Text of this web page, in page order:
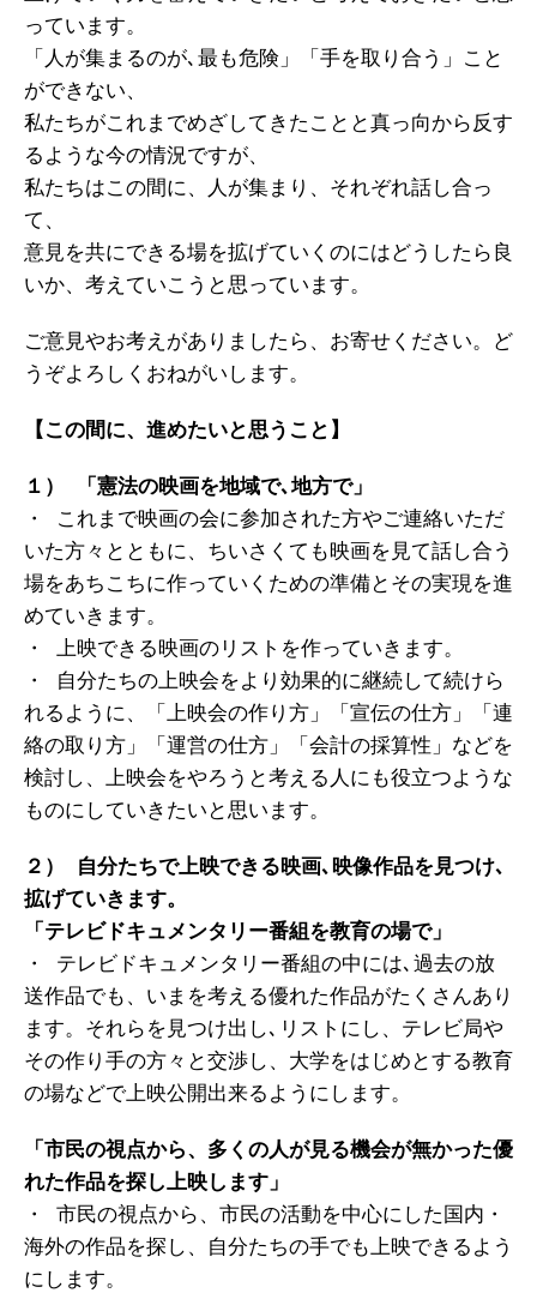
っています。
「人が集まるのが､最も危険」「手を取り合う」こと
ができない、
私たちがこれまでめざしてきたことと真っ向から反す
るような今の情況ですが、
私たちはこの間に、人が集まり、それぞれ話し合っ
て、
意見を共にできる場を拡げていくのにはどうしたら良
いか、考えていこうと思っています。
ご意見やお考えがありましたら、お寄せください。ど
うぞよろしくおねがいします。
【この間に、進めたいと思うこと】
１） 「憲法の映画を地域で､地方で」
・ これまで映画の会に参加された方やご連絡いただ
いた方々とともに、ちいさくても映画を見て話し合う
場をあちこちに作っていくための準備とその実現を進
めていきます。
・ 上映できる映画のリストを作っていきます。
・ 自分たちの上映会をより効果的に継続して続けら
れるように、「上映会の作り方」「宣伝の仕方」「連
絡の取り方」「運営の仕方」「会計の採算性」などを
検討し、上映会をやろうと考える人にも役立つような
ものにしていきたいと思います。
２） 自分たちで上映できる映画､映像作品を見つけ､
拡げていきます。
「テレビドキュメンタリー番組を教育の場で」
・ テレビドキュメンタリー番組の中には､過去の放
送作品でも、いまを考える優れた作品がたくさんあり
ます。それらを見つけ出し､リストにし、テレビ局や
その作り手の方々と交渉し、大学をはじめとする教育
の場などで上映公開出来るようにします。
「市民の視点から、多くの人が見る機会が無かった優
れた作品を探し上映します」
・ 市民の視点から、市民の活動を中心にした国内・
海外の作品を探し、自分たちの手でも上映できるよう
にします。